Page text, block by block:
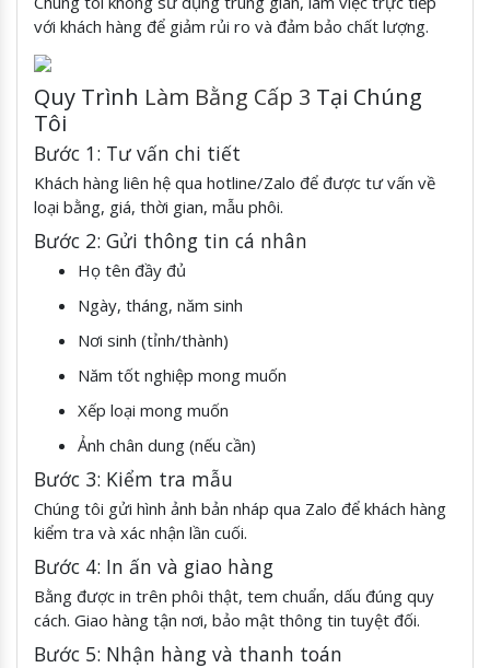
với khách hàng để giảm rủi ro và đảm bảo chất lượng.
Quy Trình Làm Bằng Cấp 3 Tại Chúng
Tôi
Bước 1: Tư vấn chi tiết
Khách hàng liên hệ qua hotline/Zalo để được tư vấn về
loại bằng, giá, thời gian, mẫu phôi.
Bước 2: Gửi thông tin cá nhân
Họ tên đầy đủ
Ngày, tháng, năm sinh
Nơi sinh (tỉnh/thành)
Năm tốt nghiệp mong muốn
Xếp loại mong muốn
Ảnh chân dung (nếu cần)
Bước 3: Kiểm tra mẫu
Chúng tôi gửi hình ảnh bản nháp qua Zalo để khách hàng
kiểm tra và xác nhận lần cuối.
Bước 4: In ấn và giao hàng
Bằng được in trên phôi thật, tem chuẩn, dấu đúng quy
cách. Giao hàng tận nơi, bảo mật thông tin tuyệt đối.
Bước 5: Nhận hàng và thanh toán